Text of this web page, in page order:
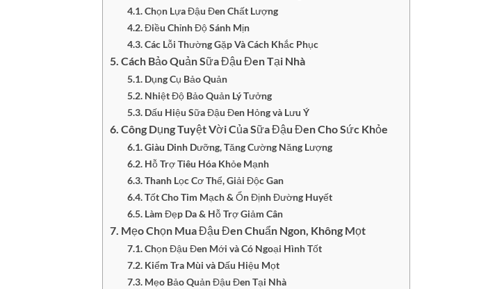
Chọn Lựa Đậu Đen Chất Lượng
Điều Chỉnh Độ Sánh Mịn
Các Lỗi Thường Gặp Và Cách Khắc Phục
Cách Bảo Quản Sữa Đậu Đen Tại Nhà
Dụng Cụ Bảo Quản
Nhiệt Độ Bảo Quản Lý Tưởng
Dấu Hiệu Sữa Đậu Đen Hỏng và Lưu Ý
Công Dụng Tuyệt Vời Của Sữa Đậu Đen Cho Sức Khỏe
Giàu Dinh Dưỡng, Tăng Cường Năng Lượng
Hỗ Trợ Tiêu Hóa Khỏe Mạnh
Thanh Lọc Cơ Thể, Giải Độc Gan
Tốt Cho Tim Mạch & Ổn Định Đường Huyết
Làm Đẹp Da & Hỗ Trợ Giảm Cân
Mẹo Chọn Mua Đậu Đen Chuẩn Ngon, Không Mọt
Chọn Đậu Đen Mới và Có Ngoại Hình Tốt
Kiểm Tra Mùi và Dấu Hiệu Mọt
Mẹo Bảo Quản Đậu Đen Tại Nhà